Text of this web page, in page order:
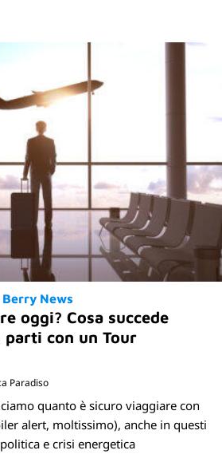
Berry News
oggi? Cosa succede
parti con un Tour
Paradiso
quanto è sicuro viaggiare con
alert, moltissimo), anche in questi
e crisi energetica